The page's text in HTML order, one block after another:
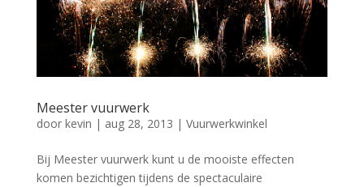
Meester vuurwerk
door kevin | aug 28, 2013 | Vuurwerkwinkel
Bij Meester vuurwerk kunt u de mooiste effecten
komen bezichtigen tijdens de spectaculaire